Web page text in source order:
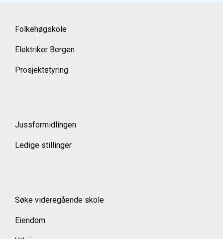
Folkehøgskole
Elektriker Bergen
Prosjektstyring
Jussformidlingen
Ledige stillinger
Søke videregående skole
Eiendom